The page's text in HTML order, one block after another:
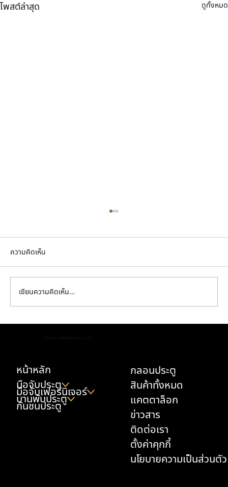
โพสต์ล่าสุด ดูทั้งหมด
ความคิดเห็น
เขียนความคิดเห็น…
หน้าหลัก
มือจับประตู
มือจับเฟอร์นิเจอร์
บานพับประตู
กันชนประตู
กลอนประตู
สินค้าทั้งหมด
แคตตาล็อก
ข่าวสาร
ติดต่อเรา
ตั้งค่าคุกกี้
นโยบายความเป็นส่วนตัว